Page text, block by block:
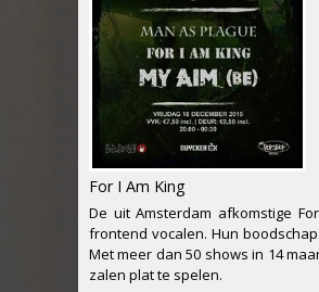
For I Am King
De uit Amsterdam afkomstige
frontend vocalen. Hun
Met meer dan 50 shows in 14
zalen plat te spelen.